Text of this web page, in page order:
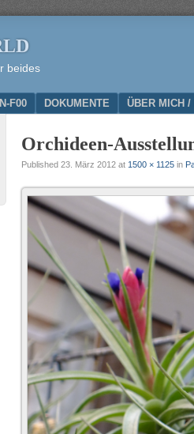
beides
F00 DOKUMENTE ÜBER MICH /
Orchideen-
Published 23. März 2012 at 1500 × 1125 in